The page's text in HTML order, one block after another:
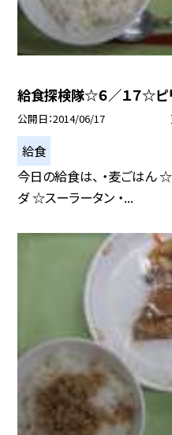
給食探検隊☆６／１７☆ピ
公開日 2014/06/17
給食
今日の給食は、 ・麦ごはん
ダ ☆スーラータン ・...